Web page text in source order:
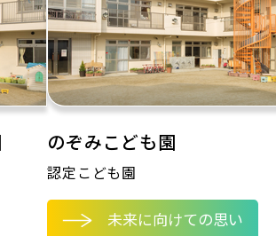
のぞみこども園
認定こども園
未来に向けての思い